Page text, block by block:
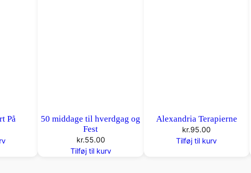
På
50 middage til hverdgag og
Fest
kr.55.00
Tilføj til kurv
Alexandria Terapierne
kr.95.00
Tilføj til kurv